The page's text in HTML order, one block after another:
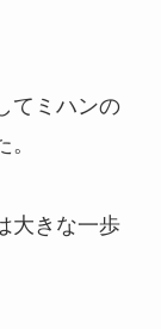
てミハンの
大きな一歩